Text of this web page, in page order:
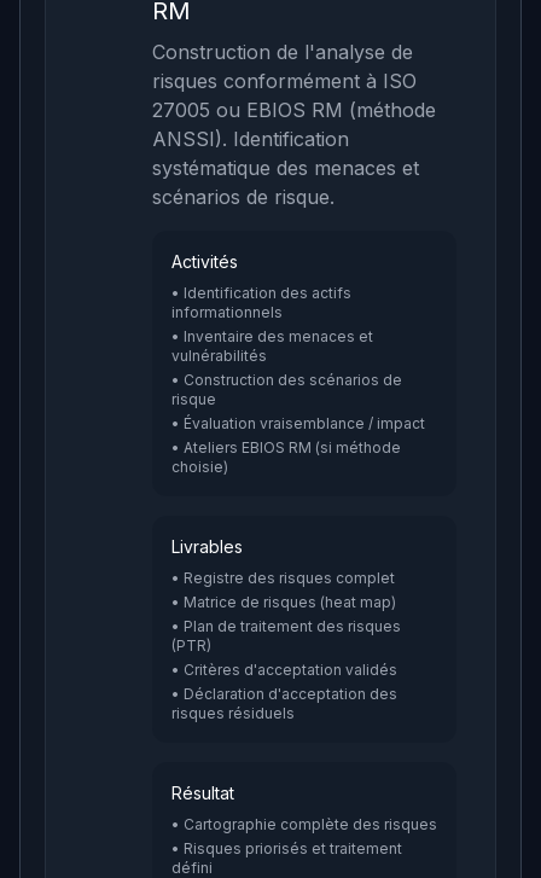
RM
Construction de l'analyse de
risques conformément à ISO
27005 ou EBIOS RM (méthode
ANSSI). Identification
systématique des menaces et
scénarios de risque.
Activités
• Identification des actifs
informationnels
• Inventaire des menaces et
vulnérabilités
• Construction des scénarios de
risque
• Évaluation vraisemblance / impact
• Ateliers EBIOS RM (si méthode
choisie)
Livrables
• Registre des risques complet
• Matrice de risques (heat map)
• Plan de traitement des risques
(PTR)
• Critères d'acceptation validés
• Déclaration d'acceptation des
risques résiduels
Résultat
• Cartographie complète des risques
• Risques priorisés et traitement
défini